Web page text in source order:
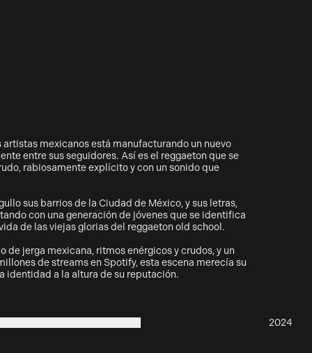
artistas mexicanos está manufacturando un nuevo
entre sus seguidores. Así es el reggaeton que se
rabiosamente explícito y con un sonido que
sus barrios de la Ciudad de México, y sus letras,
con una generación de jóvenes que se identifica
de las viejas glorias del reggaeton old school.
de jerga mexicana, ritmos enérgicos y crudos, y un
de streams en Spotify, esta escena merecía su
identidad a la altura de su reputación.
2024